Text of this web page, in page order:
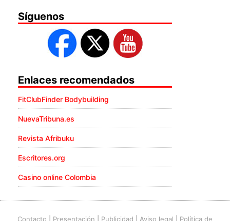
Síguenos
Enlaces recomendados
FitClubFinder Bodybuilding
NuevaTribuna.es
Revista Afribuku
Escritores.org
Casino online Colombia
Contacto Presentación Publicidad Aviso legal Política de